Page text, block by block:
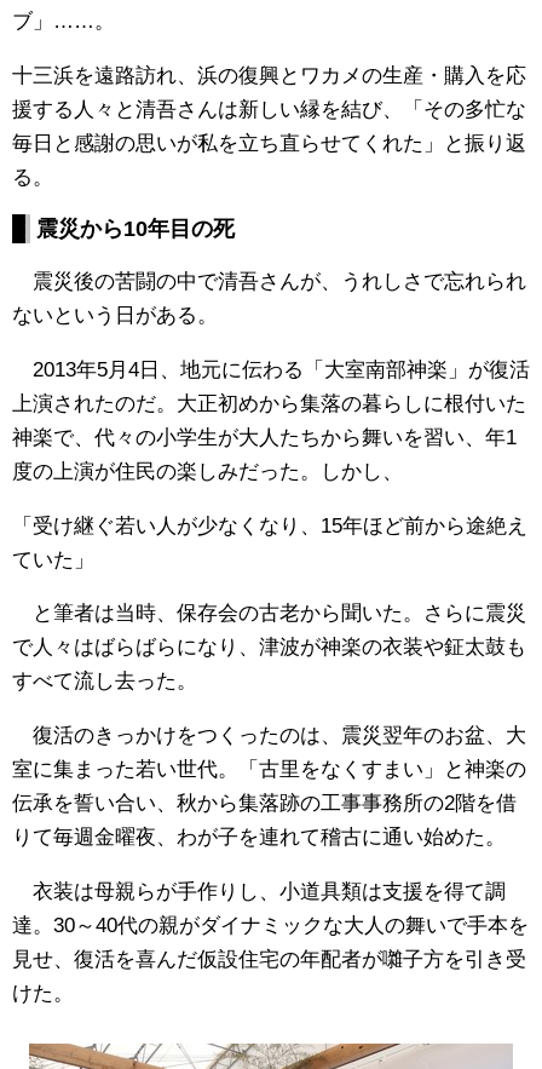
ブ」……。
十三浜を遠路訪れ、浜の復興とワカメの生産・購入を応
援する人々と清吾さんは新しい縁を結び、「その多忙な
毎日と感謝の思いが私を立ち直らせてくれた」と振り返
る。
震災から10年目の死
震災後の苦闘の中で清吾さんが、うれしさで忘れられ
ないという日がある。
2013年5月4日、地元に伝わる「大室南部神楽」が復活
上演されたのだ。大正初めから集落の暮らしに根付いた
神楽で、代々の小学生が大人たちから舞いを習い、年1
度の上演が住民の楽しみだった。しかし、
「受け継ぐ若い人が少なくなり、15年ほど前から途絶え
ていた」
と筆者は当時、保存会の古老から聞いた。さらに震災
で人々はばらばらになり、津波が神楽の衣装や鉦太鼓も
すべて流し去った。
復活のきっかけをつくったのは、震災翌年のお盆、大
室に集まった若い世代。「古里をなくすまい」と神楽の
伝承を誓い合い、秋から集落跡の工事事務所の2階を借
りて毎週金曜夜、わが子を連れて稽古に通い始めた。
衣装は母親らが手作りし、小道具類は支援を得て調
達。30～40代の親がダイナミックな大人の舞いで手本を
見せ、復活を喜んだ仮設住宅の年配者が囃子方を引き受
けた。